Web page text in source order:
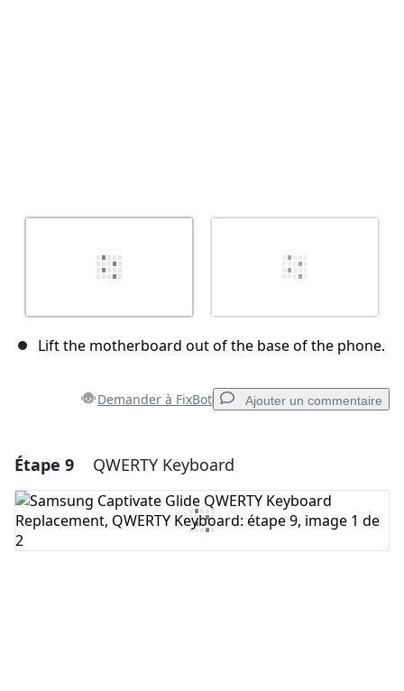
Lift the motherboard out of the base of the phone.
Demander à FixBot Ajouter un commentaire
Ajouter un commentaire
Ajouter un commentaire
Étape 9 QWERTY Keyboard